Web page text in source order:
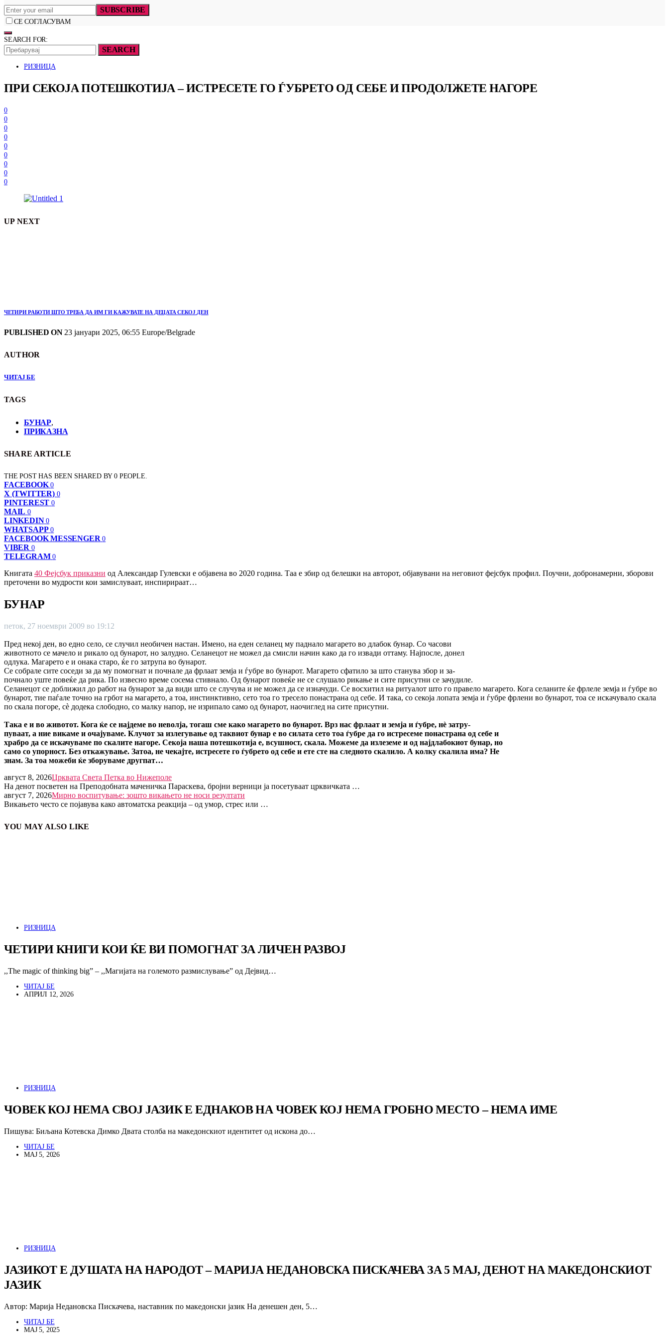
SUBSCRIBE
СЕ СОГЛАСУВАМ
SEARCH FOR:
SEARCH
РИЗНИЦА
ПРИ СЕКОЈА ПОТЕШКОТИЈА – ИСТРЕСЕТЕ ГО ЃУБРЕТО ОД СЕБЕ И ПРОДОЛЖЕТЕ НАГОРЕ
0
0
0
0
0
0
0
0
0
UP NEXT
ЧЕТИРИ РАБОТИ ШТО ТРЕБА ДА ИМ ГИ КАЖУВАТЕ НА ДЕЦАТА СЕКОЈ ДЕН
PUBLISHED ON23 јануари 2025, 06:55 Europe/Belgrade
AUTHOR
ЧИТАЈ БЕ
TAGS
БУНАР,
ПРИКАЗНА
SHARE ARTICLE
THE POST HAS BEEN SHARED BY0 PEOPLE.
FACEBOOK 0
X (TWITTER) 0
PINTEREST 0
MAIL 0
LINKEDIN 0
WHATSAPP 0
FACEBOOK MESSENGER 0
VIBER 0
TELEGRAM 0
Книгата 40 Фејсбук приказни од Александар Гулевски е објавена во 2020 година. Таа е збир од белешки на авторот, објавувани на неговиот фејсбук профил. Поучни, добронамерни, зборови
преточени во мудрости кои замислуваат, инспирираат…
БУНАР
петок, 27 ноември 2009 во 19:12
Пред некој ден, во едно село, се случил необичен настан. Имено, на еден селанец му паднало магарето во длабок бунар. Со часови
животното се мачело и рикало од бунарот, но залудно. Селанецот не можел да смисли начин како да го извади оттаму. Најпосле, донел
одлука. Магарето е и онака старо, ќе го затрупа во бунарот.
Се собрале сите соседи за да му помогнат и почнале да фрлаат земја и ѓубре во бунарот. Магарето сфатило за што станува збор и за-
почнало уште повеќе да рика. По извесно време сосема стивнало. Од бунарот повеќе не се слушало рикање и сите присутни се зачудиле.
Селанецот се доближил до работ на бунарот за да види што се случува и не можел да се изначуди. Се восхитил на ритуалот што го правело магарето. Кога селаните ќе фрлеле земја и ѓубре во
бунарот, тие паѓале точно на грбот на магарето, а тоа, инстинктивно, сето тоа го тресело понастрана од себе. И така, со секоја лопата земја и ѓубре фрлени во бунарот, тоа се искачувало скала
по скала погоре, сѐ додека слободно, со малку напор, не изрипало само од бунарот, наочиглед на сите присутни.
Така е и во животот. Кога ќе се најдеме во неволја, тогаш сме како магарето во бунарот. Врз нас фрлаат и земја и ѓубре, нѐ затру-
пуваат, а ние викаме и очајуваме. Клучот за излегување од таквиот бунар е во силата сето тоа ѓубре да го истресеме понастрана од себе и
храбро да се искачуваме по скалите нагоре. Секоја наша потешкотија е, всушност, скала. Можеме да излеземе и од најдлабокиот бунар, но
само со упорност. Без откажување. Затоа, не чекајте, истресете го ѓубрето од себе и ете сте на следното скалило. А колку скалила има? Не
знам. За тоа можеби ќе зборуваме другпат…
август 8, 2026Црквата Света Петка во Нижеполе
На денот посветен на Преподобната маченичка Параскева, бројни верници ја посетуваат црквичката …
август 7, 2026Мирно воспитување: зошто викањето не носи резултати
Викањето често се појавува како автоматска реакција – од умор, стрес или …
YOU MAY ALSO LIKE
РИЗНИЦА
ЧЕТИРИ КНИГИ КОИ ЌЕ ВИ ПОМОГНАТ ЗА ЛИЧЕН РАЗВОЈ
,,The magic of thinking big” – ,,Магијата на големото размислување” од Дejвид…
ЧИТАЈ БЕ
АПРИЛ 12, 2026
РИЗНИЦА
ЧОВЕК КОЈ НЕМА СВОЈ ЈАЗИК Е ЕДНАКОВ НА ЧОВЕК КОЈ НЕМА ГРОБНО МЕСТО – НЕМА ИМЕ
Пишува: Биљана Котевска Димко Двата столба на македонскиот идентитет од искона до…
ЧИТАЈ БЕ
МАЈ 5, 2026
РИЗНИЦА
ЈАЗИКОТ Е ДУШАТА НА НАРОДОТ – МАРИЈА НЕДАНОВСКА ПИСКАЧЕВА ЗА 5 МАЈ, ДЕНОТ НА МАКЕДОНСКИОТ
ЈАЗИК
Автор: Марија Недановска Пискачева, наставник по македонски јазик На денешен ден, 5…
ЧИТАЈ БЕ
МАЈ 5, 2025